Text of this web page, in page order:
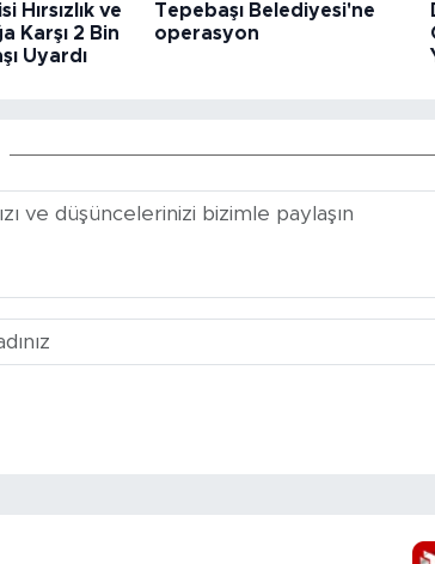
Hırsızlık ve
Karşı 2 Bin
Uyardı
Tepebaşı Belediyesi'ne
operasyon